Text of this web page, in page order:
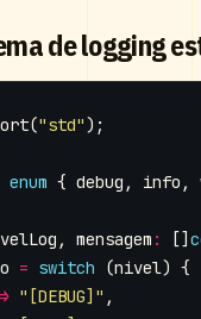
de logging
("std");
enum { debug , info ,
, mensagem : []
= switch (nivel) {
"[DEBUG]" ,